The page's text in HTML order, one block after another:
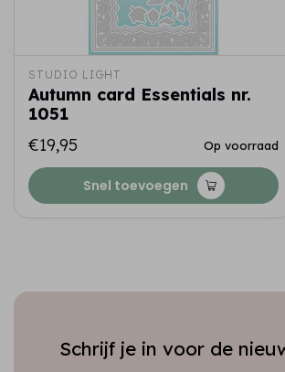
STUDIO LIGHT
Autumn card Essentials nr.
1051
€19,95
Op voorraad
Snel toevoegen
Schrijf je in voor de